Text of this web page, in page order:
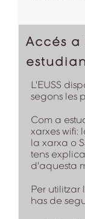
Accés
L'EUSS
segons les
Com a
xarxes wifi:
la xarxa o
tens
d'aquesta
Per utilitzar
has de